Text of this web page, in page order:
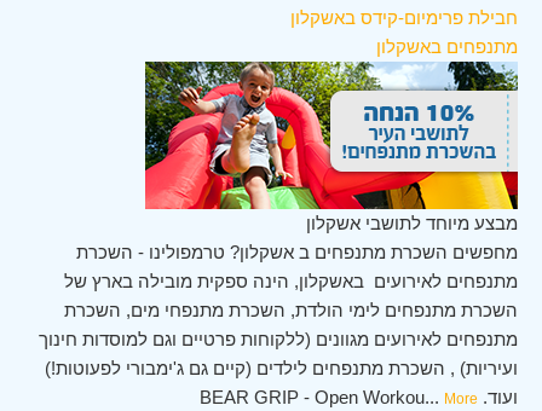
חבילת פרימיום-קידס באשקלון
מתנפחים באשקלון
מבצע מיוחד לתושבי אשקלון
מחפשים השכרת מתנפחים ב אשקלון? טרמפולינו - השכרת
מתנפחים לאירועים באשקלון, הינה ספקית מובילה בארץ של
השכרת מתנפחים לימי הולדת, השכרת מתנפחי מים, השכרת
מתנפחים לאירועים מגוונים (ללקוחות פרטיים וגם למוסדות חינוך
ועיריות) , השכרת מתנפחים לילדים (קיים גם ג'ימבורי לפעוטות!)
ועוד. BEAR GRIP - Open Workou
... More